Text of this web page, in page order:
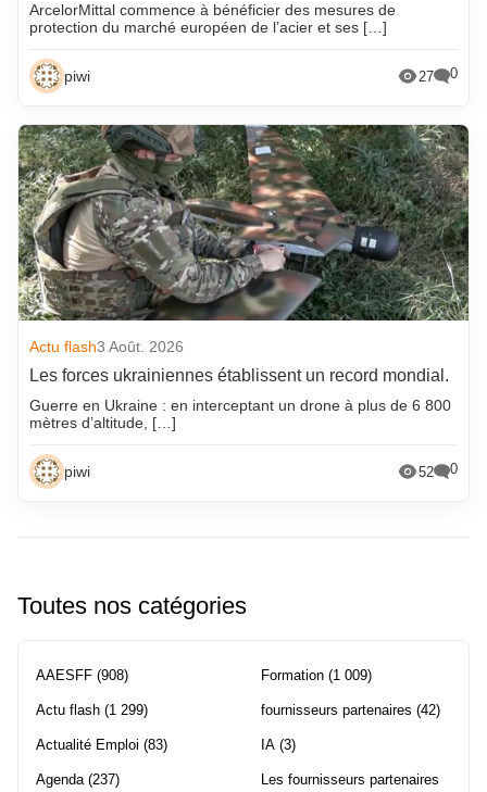
ArcelorMittal commence à bénéficier des mesures de
protection du marché européen de l’acier et ses […]
piwi 27 0
Actu flash3 Août. 2026
Les forces ukrainiennes établissent un record mondial.
Guerre en Ukraine : en interceptant un drone à plus de 6 800
mètres d’altitude, […]
piwi 52 0
Toutes nos catégories
AAESFF (908)
Actu flash (1 299)
Actualité Emploi (83)
Agenda(237)
Formation (1 009)
fournisseurs partenaires (42)
IA (3)
Les fournisseurs partenaires